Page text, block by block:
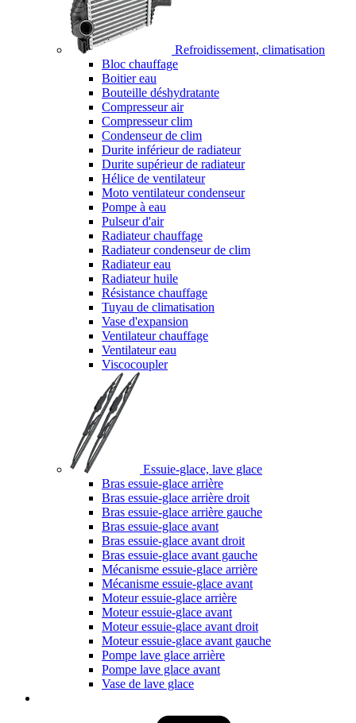
Refroidissement, climatisation
Bloc chauffage
Boitier eau
Bouteille déshydratante
Compresseur air
Compresseur clim
Condenseur de clim
Durite inférieur de radiateur
Durite supérieur de radiateur
Hélice de ventilateur
Moto ventilateur condenseur
Pompe à eau
Pulseur d'air
Radiateur chauffage
Radiateur condenseur de clim
Radiateur eau
Radiateur huile
Résistance chauffage
Tuyau de climatisation
Vase d'expansion
Ventilateur chauffage
Ventilateur eau
Viscocoupler
Essuie-glace, lave glace
Bras essuie-glace arrière
Bras essuie-glace arrière droit
Bras essuie-glace arrière gauche
Bras essuie-glace avant
Bras essuie-glace avant droit
Bras essuie-glace avant gauche
Mécanisme essuie-glace arrière
Mécanisme essuie-glace avant
Moteur essuie-glace arrière
Moteur essuie-glace avant
Moteur essuie-glace avant droit
Moteur essuie-glace avant gauche
Pompe lave glace arrière
Pompe lave glace avant
Vase de lave glace